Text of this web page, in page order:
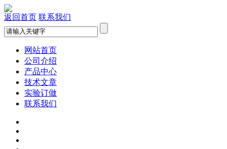
返回首页 联系我们
网站首页
公司介绍
产品中心
技术文章
实验订做
联系我们